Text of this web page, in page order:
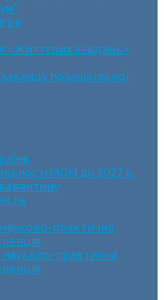
«Життєвих завдань»
позашкільної
МОН до 2027 р.
науково-практична
науково-практична